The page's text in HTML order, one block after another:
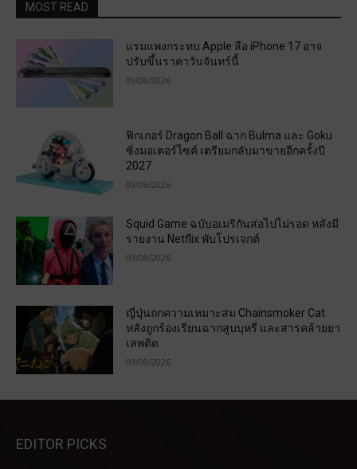
MOST READ
แรมแพงกระทบ Apple ลือ iPhone 17 อาจ
ปรับขึ้นราคาวันจันทร์นี้
09/08/2026
ฟิกเกอร์ Dragon Ball ฉาก Bulma และ Goku
ซิ่งมอเตอร์ไซค์ เตรียมกลับมาขายอีกครั้งปี
2027
09/08/2026
Squid Game ฉบับอเมริกันส่อไปไม่รอด หลังมี
รายงาน Netflix พับโปรเจกต์
09/08/2026
ญี่ปุ่นถกความเหมาะสม Chainsmoker Cat
หลังถูกร้องเรียนฉากสูบบุหรี่ และสารคล้ายยา
เสพติด
09/08/2026
EDITOR PICKS